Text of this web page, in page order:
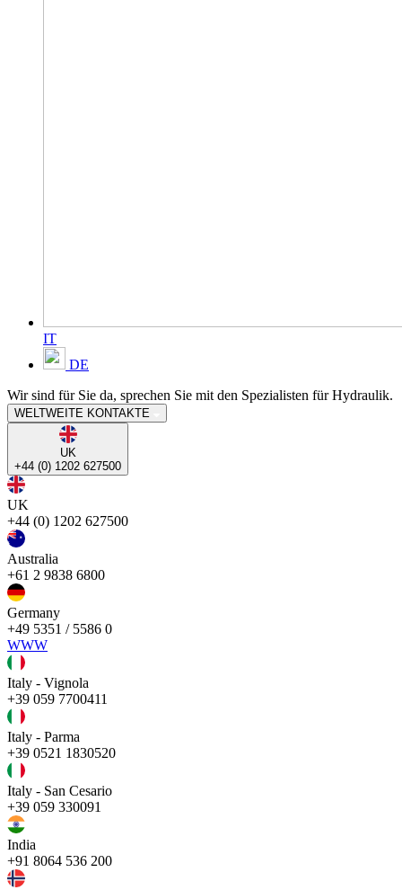
IT
DE
Wir sind für Sie da, sprechen Sie mit den Spezialisten für Hydraulik.
WELTWEITE KONTAKTE
UK
+44 (0) 1202 627500
UK
+44 (0) 1202 627500
Australia
+61 2 9838 6800
Germany
+49 5351 / 5586 0
WWW
Italy - Vignola
+39 059 7700411
Italy - Parma
+39 0521 1830520
Italy - San Cesario
+39 059 330091
India
+91 8064 536 200